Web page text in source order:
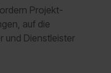
Projekt-
auf die
und Dienstleister